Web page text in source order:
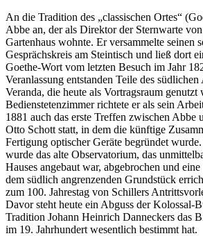
An die Tradition des „classischen Ortes“
Abbe an, der als Direktor der Sternwarte
Gartenhaus wohnte. Er versammelte seinen
Gesprächskreis am Steintisch und ließ dort
Goethe-Wort vom letzten Besuch im Jahr
Veranlassung entstanden Teile des
Veranda, die heute als Vortragsraum
Bedienstetenzimmer richtete er als sein
1881 auch das erste Treffen zwischen Abbe
Otto Schott statt, in dem die künftige
Fertigung optischer Geräte begründet
wurde das alte Observatorium, das
Hauses angebaut war, abgebrochen und
dem südlich angrenzenden Grundstück
zum 100. Jahrestag von Schillers
Davor steht heute ein Abguss der Kolossal-
Tradition Johann Heinrich Danneckers das
im 19. Jahrhundert wesentlich bestimmt hat.